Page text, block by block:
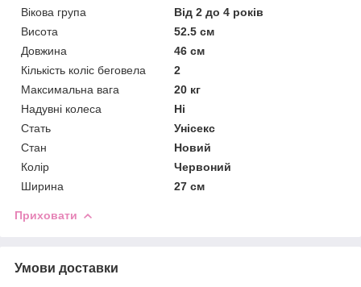
Вікова група
Від 2 до 4 років
Висота
52.5 см
Довжина
46 см
Кількість коліс беговела
2
Максимальна вага
20 кг
Надувні колеса
Ні
Стать
Унісекс
Стан
Новий
Колір
Червоний
Ширина
27 см
Приховати
Умови доставки